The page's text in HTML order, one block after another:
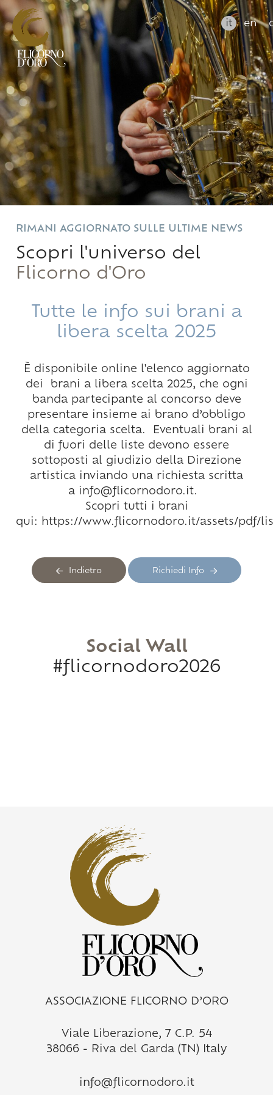
it en
RIMANI AGGIORNATO SULLE ULTIME NEWS
Scopri l'universo del
Flicorno d'Oro
Tutte le info sui brani a
libera scelta 2025
È disponibile online l'elenco aggiornato
dei brani a libera scelta 2025, che ogni
banda partecipante al concorso deve
presentare insieme ai brano d’obbligo
della categoria scelta. Eventuali brani al
di fuori delle liste devono essere
sottoposti al giudizio della Direzione
artistica inviando una richiesta scritta
a info@flicornodoro.it.
Scopri tutti i brani
qui:
https://www.flicornodoro.it/assets/pdf/
Indietro Richiedi Info
Social Wall
#flicornodoro2026
ASSOCIAZIONE FLICORNO D’ORO
Viale Liberazione, 7 C.P. 54
38066 - Riva del Garda (TN) Italy
info@flicornodoro.it